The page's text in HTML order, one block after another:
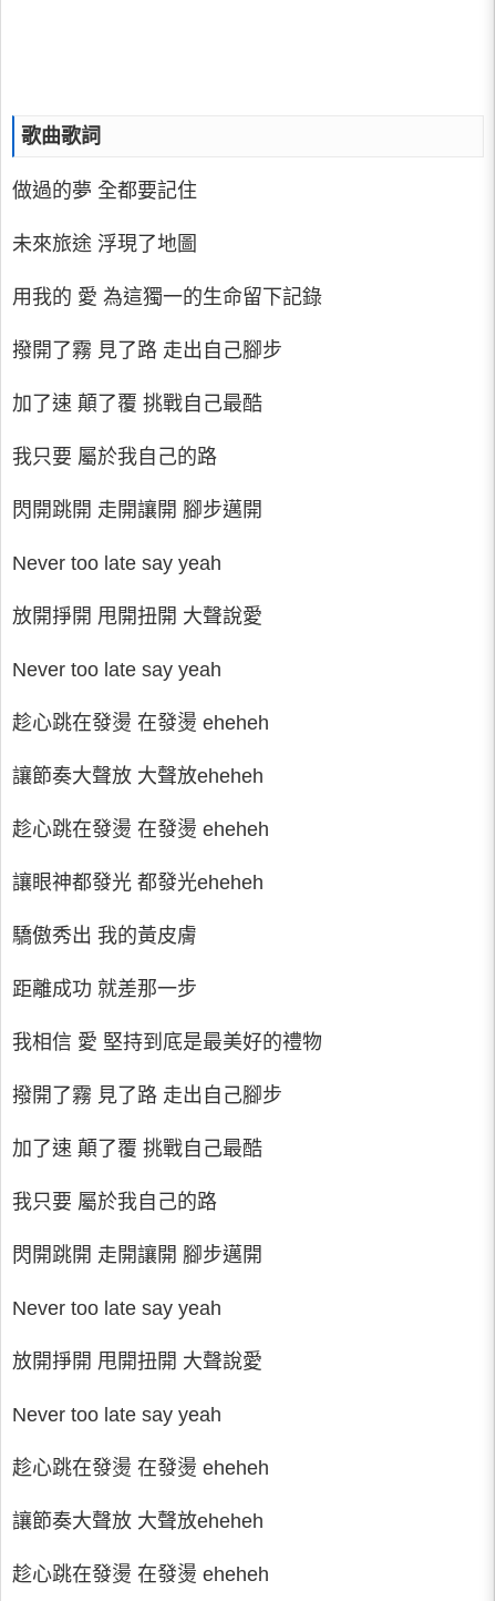
歌曲歌詞
做過的夢 全都要記住
未來旅途 浮現了地圖
用我的 愛 為這獨一的生命留下記錄
撥開了霧 見了路 走出自己腳步
加了速 顛了覆 挑戰自己最酷
我只要 屬於我自己的路
閃開跳開 走開讓開 腳步邁開
Never too late say yeah
放開掙開 甩開扭開 大聲說愛
Never too late say yeah
趁心跳在發燙 在發燙 eheheh
讓節奏大聲放 大聲放eheheh
趁心跳在發燙 在發燙 eheheh
讓眼神都發光 都發光eheheh
驕傲秀出 我的黃皮膚
距離成功 就差那一步
我相信 愛 堅持到底是最美好的禮物
撥開了霧 見了路 走出自己腳步
加了速 顛了覆 挑戰自己最酷
我只要 屬於我自己的路
閃開跳開 走開讓開 腳步邁開
Never too late say yeah
放開掙開 甩開扭開 大聲說愛
Never too late say yeah
趁心跳在發燙 在發燙 eheheh
讓節奏大聲放 大聲放eheheh
趁心跳在發燙 在發燙 eheheh